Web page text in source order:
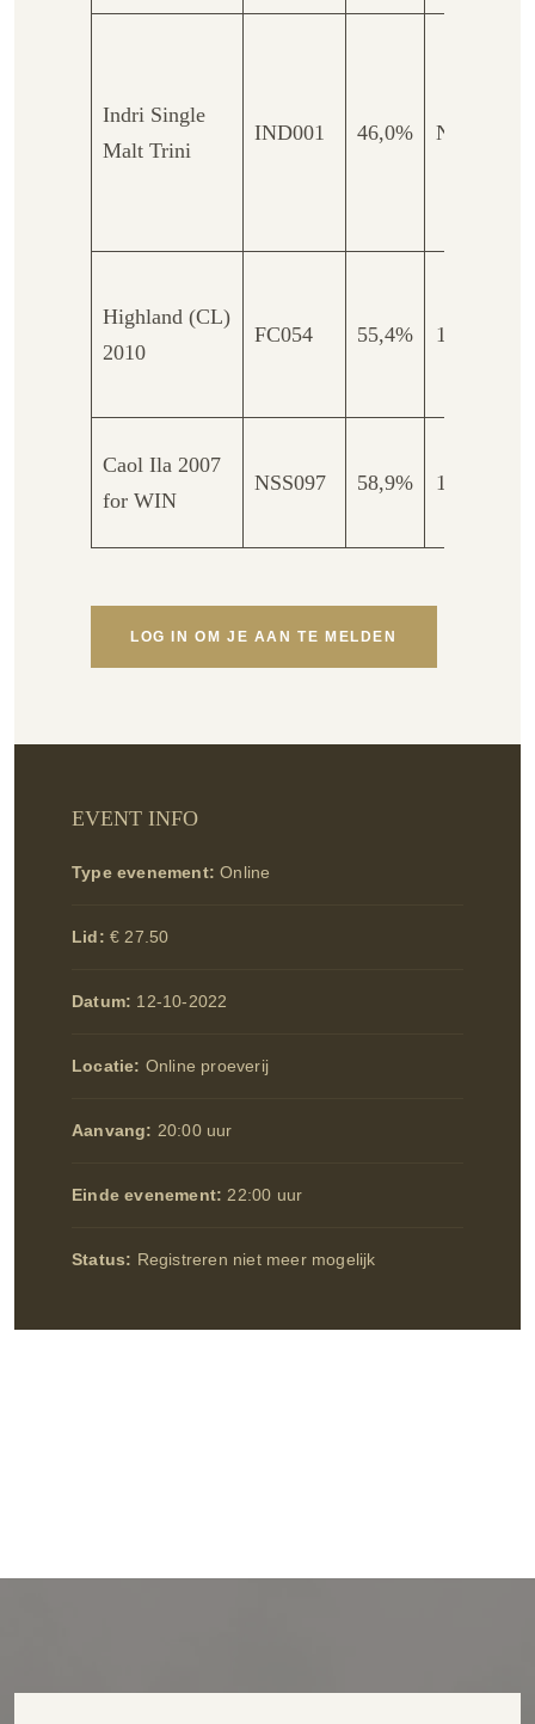
Indri Single
Malt Trini
IND001 46,0% Nas
Highland (CL)
2010
FC054 55,4% 10
Caol Ila 2007
for WIN
NSS097 58,9% 13
LOG IN OM JE AAN TE MELDEN
EVENT INFO
Type evenement: Online
Lid: € 27.50
Datum: 12-10-2022
Locatie: Online proeverij
Aanvang: 20:00 uur
Einde evenement: 22:00 uur
Status: Registreren niet meer mogelijk